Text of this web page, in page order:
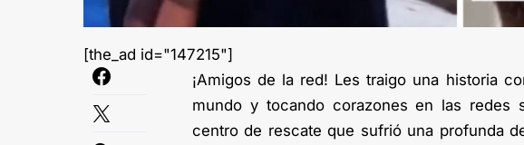
[the_ad id="147215"]
¡Amigos de la red! Les traigo una historia
mundo y tocando corazones en las redes
centro de rescate que sufrió una profunda